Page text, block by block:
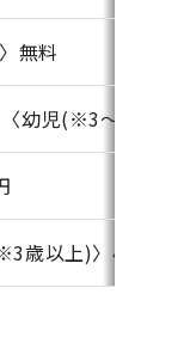
無料
幼児(※3～5歳)〉
歳以上)〉440円～